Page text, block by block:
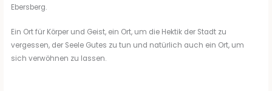
Ebersberg.
Ein Ort für Körper und Geist, ein Ort, um die Hektik der Stadt zu
vergessen, der Seele Gutes zu tun und natürlich auch ein Ort, um
sich verwöhnen zu lassen.